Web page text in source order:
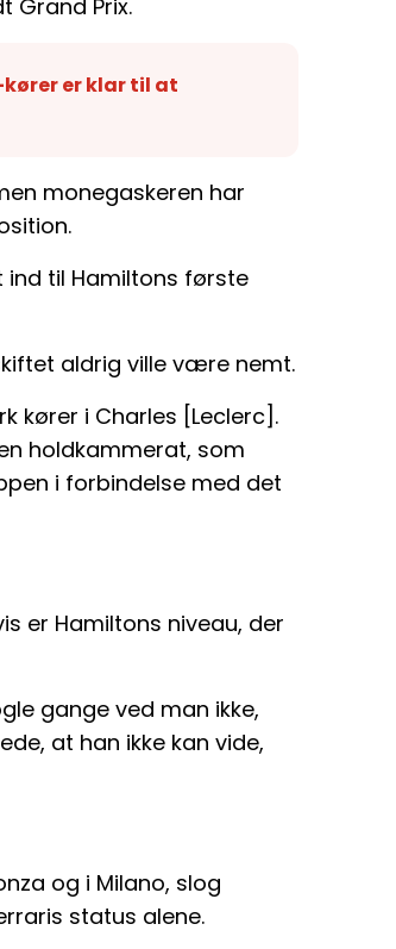
Grand Prix.
kører er klar til at
monegaskeren har
ind til Hamiltons første
aldrig ville være nemt.
kører i Charles [Leclerc].
holdkammerat, som
i forbindelse med det
er Hamiltons niveau, der
gange ved man ikke,
at han ikke kan vide,
og i Milano, slog
status alene.